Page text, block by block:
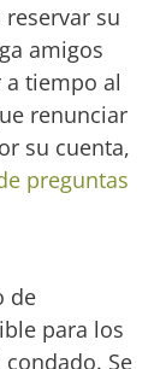
su
amigos
a tiempo al
renunciar
su cuenta,
preguntas
de
para los
Se